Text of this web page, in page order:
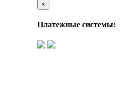
×
Платежные системы: